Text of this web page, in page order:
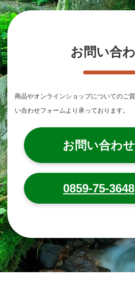
お問い合
商品やオンラインショップについてのご
い合わせフォームより承っております。
お問い合わせ
0859-75-3648